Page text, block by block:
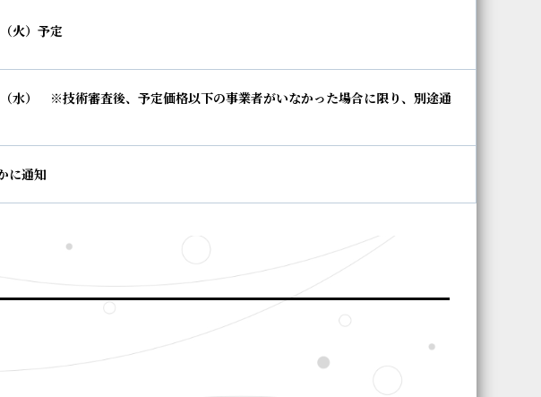
火）予定
水） ※技術審査後、予定価格以下の事業者がいなかった場合に限り、別途通
に通知